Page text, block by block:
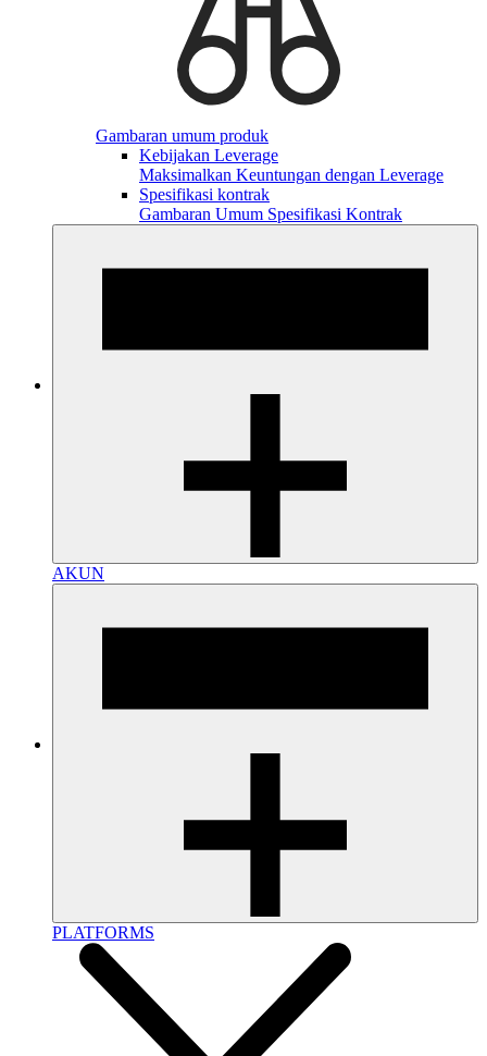
Gambaran umum produk
Kebijakan Leverage
Maksimalkan Keuntungan dengan Leverage
Spesifikasi kontrak
Gambaran Umum Spesifikasi Kontrak
AKUN
PLATFORMS